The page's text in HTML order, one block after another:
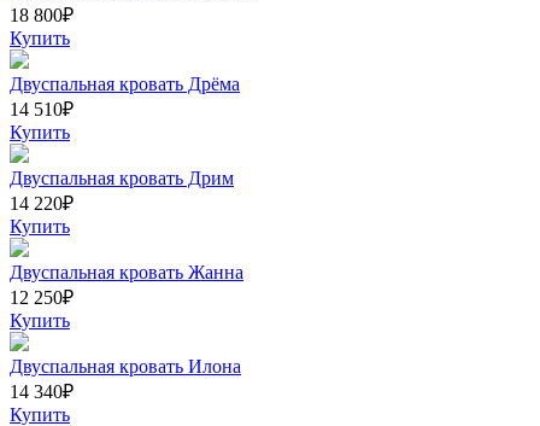
18 800₽
Купить
Двуспальная кровать Дрёма
14 510₽
Купить
Двуспальная кровать Дрим
14 220₽
Купить
Двуспальная кровать Жанна
12 250₽
Купить
Двуспальная кровать Илона
14 340₽
Купить